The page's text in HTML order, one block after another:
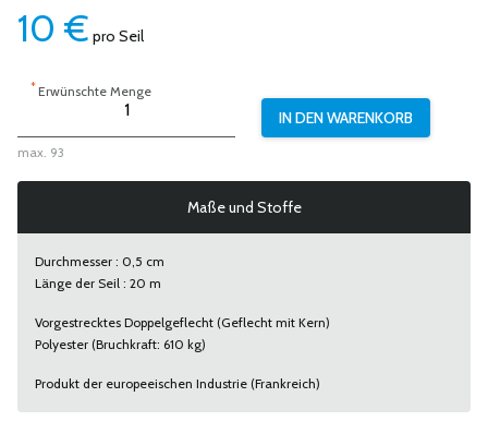
10 € pro Seil
*Erwünschte Menge
max. 93
Maße und Stoffe
Durchmesser : 0,5 cm
Länge der Seil : 20 m
Vorgestrecktes Doppelgeflecht (Geflecht mit Kern)
Polyester (Bruchkraft: 610 kg)
Produkt der europeeischen Industrie (Frankreich)